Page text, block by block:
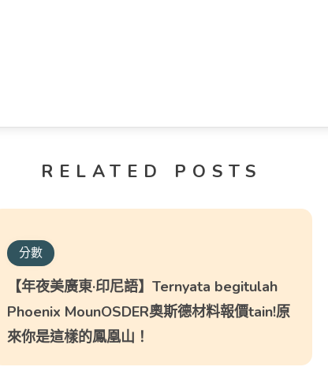
RELATED POSTS
分數
【年夜美廣東·印尼語】Ternyata begitulah
Phoenix MounOSDER奧斯德材料報價tain!原
來你是這樣的鳳凰山！